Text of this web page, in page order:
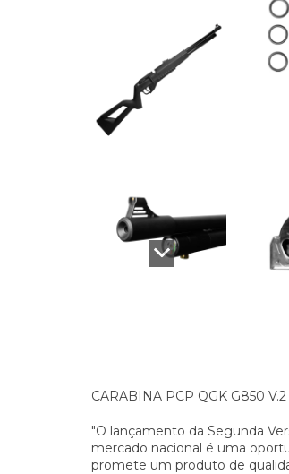
CARABINA PCP QGK G850 V.2
"O lançamento da Segunda
mercado nacional é uma
promete um produto de